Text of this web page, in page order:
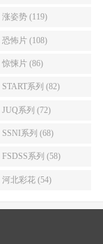
涨姿势 (119)
恐怖片 (108)
惊悚片 (86)
START系列 (82)
JUQ系列 (72)
SSNI系列 (68)
FSDSS系列 (58)
河北彩花 (54)